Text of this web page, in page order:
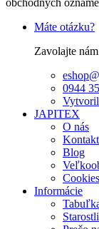
Máte otázku?
Zavolajte
0944
JAPITEX
O nás
Kontakt
Blog
Cookies
Informácie